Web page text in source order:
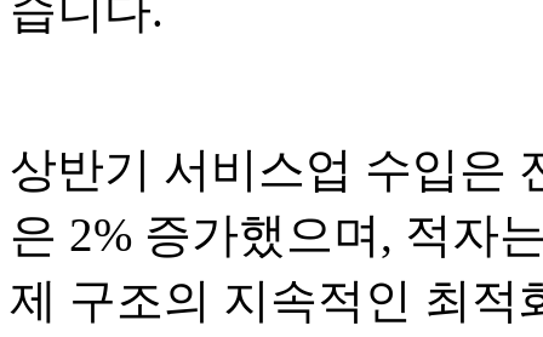
상반기 서비스업 수입은
은 2% 증가했으며, 적자
제 구조의 지속적인 최적